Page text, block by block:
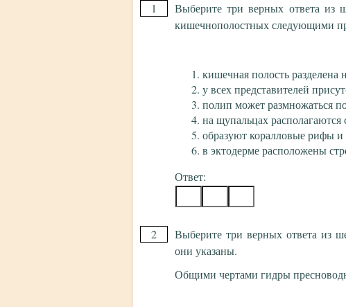
1
Выберите три верных ответа из
кишечнополостных следующими
кишечная полость разделена
у всех представителей
полип может размножаться
на щупальцах располагаются
образуют коралловые рифы и
в эктодерме расположены
Ответ:
2
Выберите три верных ответа из
они указаны.
Общими чертами гидры